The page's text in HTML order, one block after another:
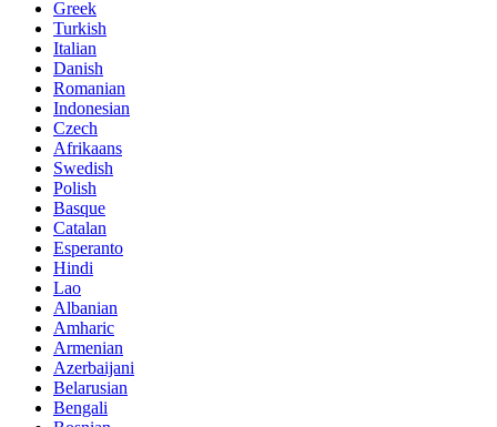
Greek
Turkish
Italian
Danish
Romanian
Indonesian
Czech
Afrikaans
Swedish
Polish
Basque
Catalan
Esperanto
Hindi
Lao
Albanian
Amharic
Armenian
Azerbaijani
Belarusian
Bengali